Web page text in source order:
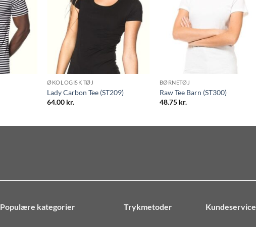
ØKOLOGISK TØJ
Lady Carbon Tee (ST209)
64.00 kr.
BØRNETØJ
Raw Tee Barn (ST300)
48.75 kr.
Populære kategorier Trykmetoder Kundeservice